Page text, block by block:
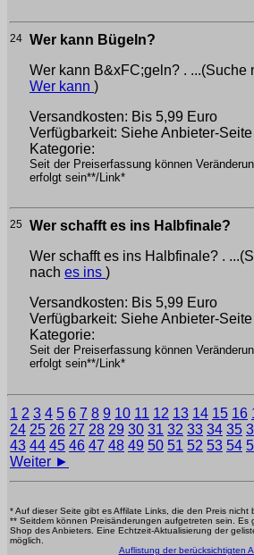
24 Wer kann Bügeln?
Wer kann B&xFC;geln? . ...(Suche
Wer kann )
Versandkosten: Bis 5,99 Euro
Verfügbarkeit: Siehe Anbieter-Seite
Kategorie:
Seit der Preiserfassung können
erfolgt sein**/Link*
25
Wer schafft es ins Halbfinale?
Wer schafft es ins Halbfinale? .
nach es ins )
Versandkosten: Bis 5,99 Euro
Verfügbarkeit: Siehe Anbieter-Seite
Kategorie:
Seit der Preiserfassung können
erfolgt sein**/Link*
1 2 3 4 5 6 7 8 9 10 11 12 13 14 15 16
24 25 26 27 28 29 30 31 32 33 34 35
43 44 45 46 47 48 49 50 51 52 53 54
Weiter ►
* Auf dieser Seite gibt es Affilate Links, die den Preis nicht
** Seitdem können Preisänderungen aufgetreten sein. Es
Shop des Anbieters. Eine Echtzeit-Aktualisierung der
möglich.
Auflistung der berücksichtigten